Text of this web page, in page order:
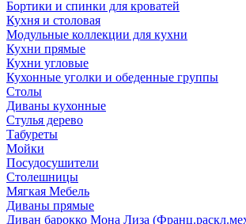
Бортики и спинки для кроватей
Кухня и столовая
Модульные коллекции для кухни
Кухни прямые
Кухни угловые
Кухонные уголки и обеденные группы
Столы
Диваны кухонные
Стулья дерево
Табуреты
Мойки
Посудосушители
Столешницы
Мягкая Мебель
Диваны прямые
Диван барокко Мона Лиза